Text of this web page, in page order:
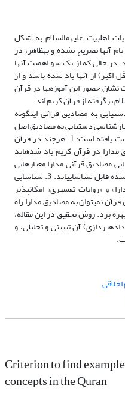
اهل­بیت علیهم­السلام به شکل
آن­ها تصریح نشده و به­ظاهر، در
در حالی که از یک سو اهمیت آن­ها
اکبر) از آن­ها یاد شده باشد و از
نشان حضور این آموزه­ها در قرآن
برگرفته از قرآن کریم ­اند.
به مصادیق قرآنی این­گونه
دستیابی به مصادیق اصل
معاشرتی «مدارا» است و به نتایج زیر دست یافته است: 1. هرچند در قرآن
مدارا در قرآن کریم یاد شده­اند
مصادیق قرآنی مدارا معیارهایی
قابل شناسایی­اند. 3. شناسایی
و «روایات تفسیری» امکان­پذیر
قرآن نمی­توان به مصادیق مدارا راه
برد. روش تحقیق در این مقاله،
آن تبیینی و تحلیلی، و
Criterion to find
concepts in the Quran